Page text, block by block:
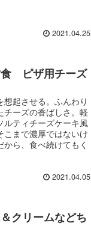
2021.04.25
食 ピザ用チーズ
起させる。ふんわり
チーズの香ばしさ。軽
ルティチーズケーキ風
まで濃厚ではないけ
ら、食べ続けてもく
2021.04.05
クリームなどち